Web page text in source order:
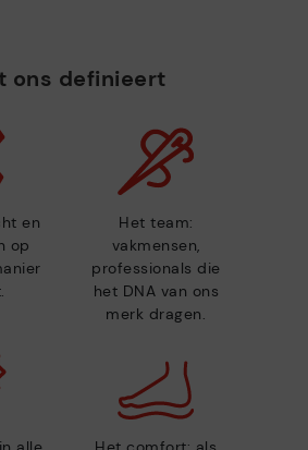
ons definieert
en
op
Het team:
vakmensen,
professionals die
het DNA van ons
merk dragen.